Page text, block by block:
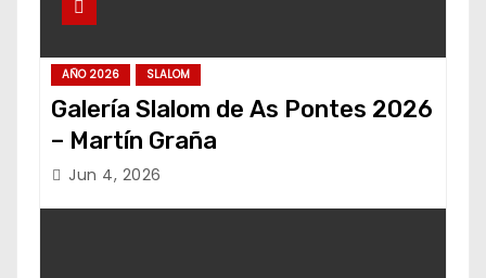
AÑO 2026 SLALOM
Galería Slalom de As Pontes 2026
– Martín Graña
Jun 4, 2026